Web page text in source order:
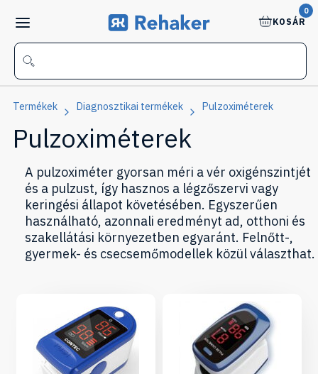
0
KOSÁR
Termékek Diagnosztikai termékek Pulzoximéterek
Pulzoximéterek
A pulzoximéter gyorsan méri a vér oxigénszintjét
és a pulzust, így hasznos a légzőszervi vagy
keringési állapot követésében. Egyszerűen
használható, azonnali eredményt ad, otthoni és
szakellátási környezetben egyaránt. Felnőtt-,
gyermek- és csecsemőmodellek közül választhat.